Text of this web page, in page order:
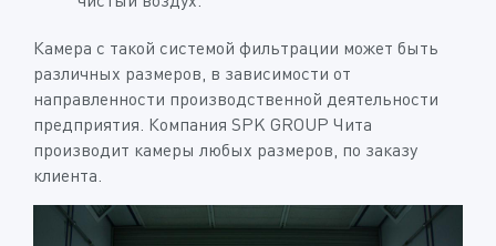
Камера с такой системой фильтрации может быть
различных размеров, в зависимости от
направленности производственной деятельности
предприятия. Компания SPK GROUP Чита
производит камеры любых размеров, по заказу
клиента.